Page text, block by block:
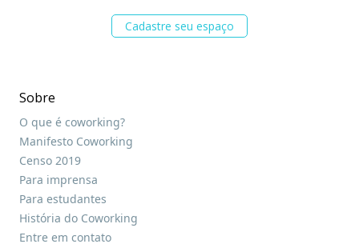
Cadastre seu espaço
Sobre
O que é coworking?
Manifesto Coworking
Censo 2019
Para imprensa
Para estudantes
História do Coworking
Entre em contato